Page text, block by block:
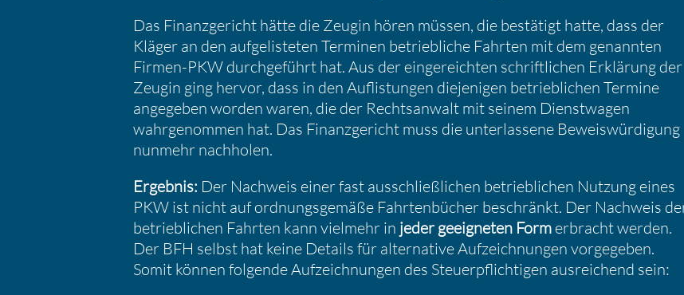
Das Finanz­ge­richt hätte die Zeugin hören müssen, die bestä­tigt hatte, dass der
Kläger an den aufge­lis­teten Terminen betrieb­liche Fahrten mit dem genannten
Firmen-PKW durch­ge­führt hat. Aus der einge­reichten schrift­li­chen Erklä­rung der
Zeugin ging hervor, dass in den Auflis­tungen dieje­nigen betrieb­li­chen Termine
angegeben worden waren, die der Rechts­an­walt mit seinem Dienst­wagen
wahrge­nommen hat. Das Finanz­ge­richt muss die unter­las­sene Beweis­wür­di­gung
nunmehr nachholen.
Ergebnis: Der Nachweis einer fast ausschließ­li­chen betrieb­li­chen Nutzung eines
PKW ist nicht auf ordnungs­ge­mäße Fahrten­bü­cher beschränkt. Der Nachweis
betrieb­li­chen Fahrten kann vielmehr in jeder geeig­neten Formerbracht werden.
Der BFH selbst hat keine Details für alter­na­tive Aufzeich­nungen vorge­geben.
Somit können folgende Aufzeich­nungen des Steuer­pflich­tigen ausrei­chend sein: